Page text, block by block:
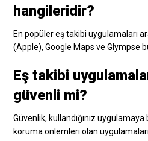
hangileridir?
En popüler eş takibi uygulamaları
(Apple), Google Maps ve Glympse
Eş takibi
güvenli mi?
Güvenlik, kullandığınız uygulamaya
koruma önlemleri olan